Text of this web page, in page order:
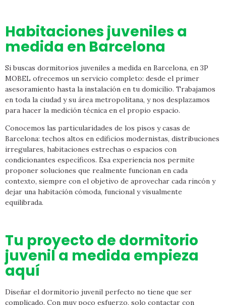
Habitaciones juveniles a
medida en Barcelona
Si buscas dormitorios juveniles a medida en Barcelona, en 3P
MOBEL ofrecemos un servicio completo: desde el primer
asesoramiento hasta la instalación en tu domicilio. Trabajamos
en toda la ciudad y su área metropolitana, y nos desplazamos
para hacer la medición técnica en el propio espacio.
Conocemos las particularidades de los pisos y casas de
Barcelona: techos altos en edificios modernistas, distribuciones
irregulares, habitaciones estrechas o espacios con
condicionantes específicos. Esa experiencia nos permite
proponer soluciones que realmente funcionan en cada
contexto, siempre con el objetivo de aprovechar cada rincón y
dejar una habitación cómoda, funcional y visualmente
equilibrada.
Tu proyecto de dormitorio
juvenil a medida empieza
aquí
Diseñar el dormitorio juvenil perfecto no tiene que ser
complicado. Con muy poco esfuerzo, solo contactar con